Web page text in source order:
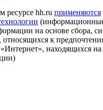
ресурсе hh.ru применяются
на основе сбора,
относящихся к
«Интернет», находящихся